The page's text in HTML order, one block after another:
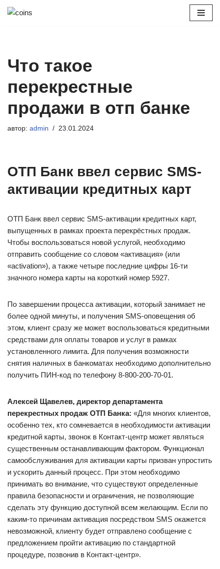
Что такое
перекрестные
продажи в отп банке
автор: admin 23.01.2024
ОТП Банк ввел сервис SMS-
активации кредитных карт
ОТП Банк ввел сервис SMS-активации кредитных карт,
выпущенных в рамках проекта перекрёстных продаж.
Чтобы воспользоваться новой услугой, необходимо
отправить сообщение со словом «активация» (или
«activation»), а также четыре последние цифры 16-ти
значного номера карты на короткий номер 5927.
По завершении процесса активации, который занимает не
более одной минуты, и получения SMS-оповещения об
этом, клиент сразу же может воспользоваться кредитными
средствами для оплаты товаров и услуг в рамках
установленного лимита. Для получения возможности
снятия наличных в банкоматах необходимо дополнительно
получить ПИН-код по телефону 8-800-200-70-01.
Алексей Щавелев, директор департамента
перекрестных продаж ОТП Банка: «Для многих клиентов,
особенно тех, кто сомневается в необходимости активации
кредитной карты, звонок в Контакт-центр может являться
существенным останавливающим фактором. Функционал
самообслуживания для активации карты призван упростить
и ускорить данный процесс. При этом необходимо
принимать во внимание, что существуют определенные
правила безопасности и ограничения, не позволяющие
сделать эту функцию доступной всем желающим. Если по
каким-то причинам активация посредством SMS окажется
невозможной, клиенту будет отправлено сообщение с
предложением пройти активацию по стандартной
процедуре, позвонив в Контакт-центр».